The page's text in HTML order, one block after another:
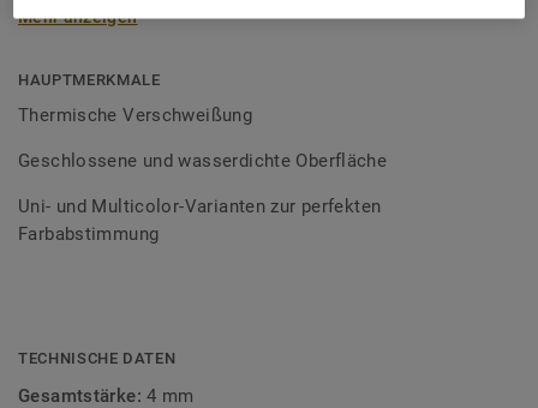
Schweißschnüre sind erhältlich in den Varianten Uni und
Bodenbelagssortiment abgestimmt. Durch die Verwendung
von Kontrastfarben lassen sich auch besondere
Mehr anzeigen
HAUPTMERKMALE
Thermische Verschweißung
Geschlossene und wasserdichte Oberfläche
Uni- und Multicolor-Varianten zur perfekten
Farbabstimmung
TECHNISCHE DATEN
Gesamtstärke:4 mm